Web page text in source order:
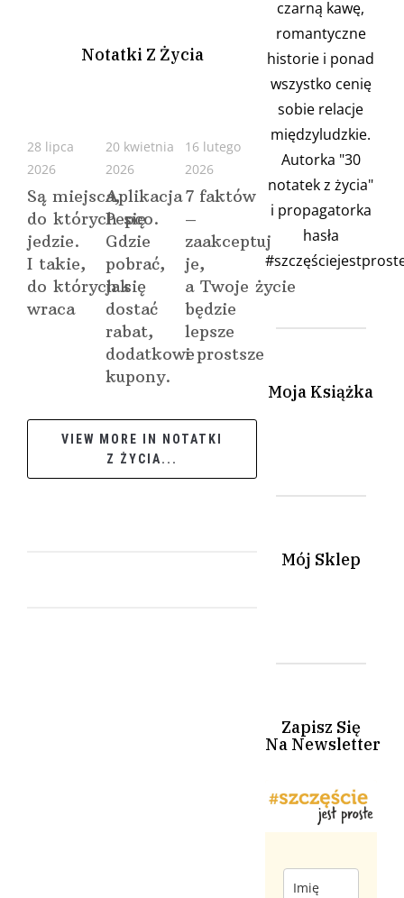
Notatki Z Życia
28 lipca
2026
Są miejsca,
do których się
jedzie.
I takie,
do których się
wraca
20 kwietnia
2026
Aplikacja
Pepco.
Gdzie
pobrać,
jak
dostać
rabat,
dodatkowe
kupony.
16 lutego
2026
7 faktów
–
zaakceptuj
je,
a Twoje życie
będzie
lepsze
i prostsze
VIEW MORE IN NOTATKI
Z ŻYCIA...
czarną kawę,
romantyczne
historie i ponad
wszystko cenię
sobie relacje
międzyludzkie.
Autorka "30
notatek z życia"
i propagatorka
hasła
Moja Książka
Mój Sklep
Zapisz Się
Na Newsletter